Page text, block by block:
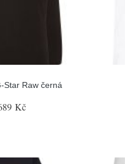
Star Raw černá
Kč